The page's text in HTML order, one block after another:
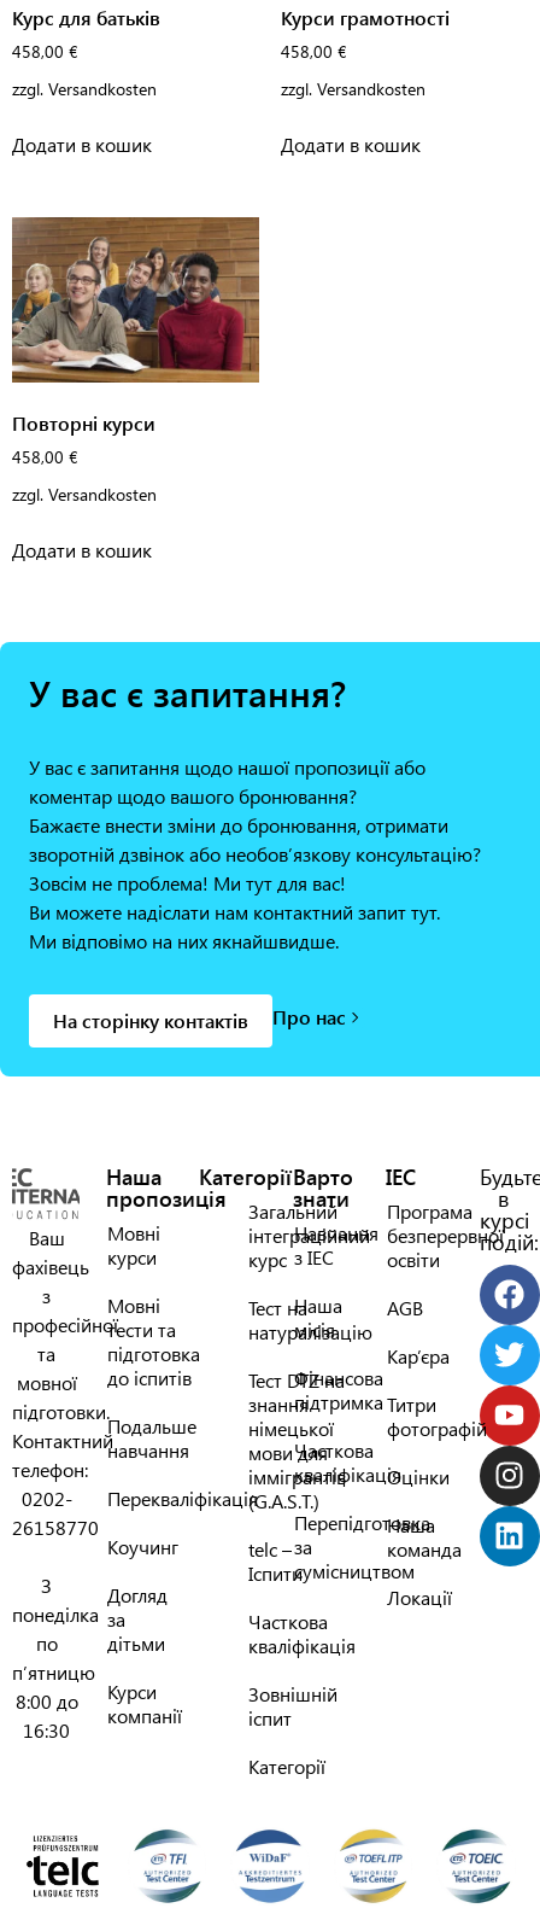
Курс для батьків
458,00 €
zzgl. Versandkosten
Додати в кошик
Курси грамотності
458,00 €
zzgl. Versandkosten
Додати в кошик
Повторні курси
458,00 €
zzgl. Versandkosten
Додати в кошик
У вас є запитання?
У вас є запитання щодо нашої пропозиції або
коментар щодо вашого бронювання?
Бажаєте внести зміни до бронювання, отримати
зворотній дзвінок або необов’язкову консультацію?
Зовсім не проблема! Ми тут для вас!
Ви можете надіслати нам контактний запит тут.
Ми відповімо на них якнайшвидше.
На сторінку контактів Про нас
Ваш
фахівець
з
професійної
та
мовної
підготовки.
Контактний
телефон:
0202-
26158770
З
понеділка
по
п’ятницю
8:00 до
16:30
Наша
пропозиція
Мовні
курси
Мовні
тести та
підготовка
до іспитів
Подальше
навчання
Перекваліфікація
Коучинг
Догляд
за
дітьми
Курси
компанії
Категорії
Загальний
інтеграційний
курс
Тест на
натуралізацію
Тест DTZ на
знання
німецької
мови для
іммігрантів
(G.A.S.T.)
telc –
Іспити
Часткова
кваліфікація
Зовнішній
іспит
Категорії
Варто
знати
Навчання
з IEC
Наша
місія
Фінансова
підтримка
Часткова
кваліфікація
Перепідготовка
за
сумісництвом
IEC
Програма
безперервної
освіти
AGB
Кар’єра
Титри
фотографій
Оцінки
Наша
команда
Локації
в
курсі
подій: